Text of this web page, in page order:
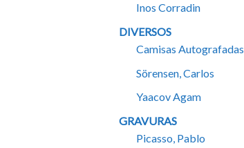
Inos Corradin
DIVERSOS
Camisas Autografadas
Sörensen, Carlos
Yaacov Agam
GRAVURAS
Picasso, Pablo